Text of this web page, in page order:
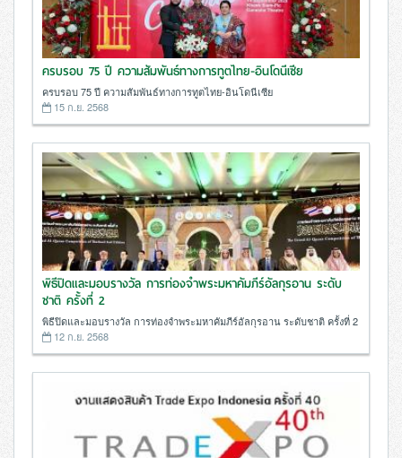
ครบรอบ 75 ปี ความสัมพันธ์ทางการทูตไทย-อินโดนีเซีย
ครบรอบ 75 ปี ความสัมพันธ์ทางการทูตไทย-อินโดนีเซีย
15 ก.ย. 2568
พิธีปิดและมอบรางวัล การท่องจำพระมหาคัมภีร์อัลกุรอาน ระดับ
ชาติ ครั้งที่ 2
พิธีปิดและมอบรางวัล การท่องจำพระมหาคัมภีร์อัลกุรอาน ระดับชาติ ครั้งที่ 2
12 ก.ย. 2568